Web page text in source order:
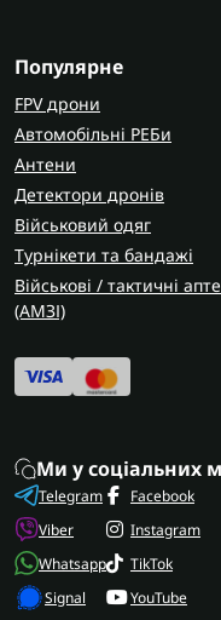
Популярне
FPV дрони
Автомобільні РЕБи
Антени
Детектори дронів
Військовий одяг
Турнікети та бандажі
Військові / тактичні
(AMЗІ)
Ми у соціальних
Telegram
Viber
Whatsapp
Signal
Facebook
Instagram
TikTok
YouTube